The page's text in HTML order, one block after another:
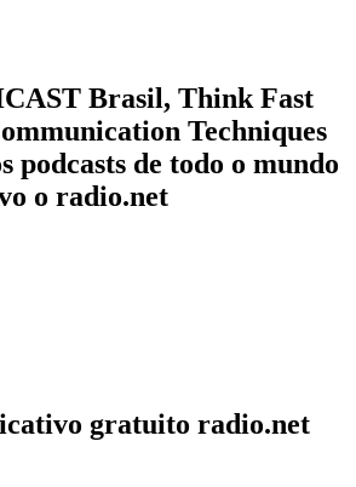
Brasil, Think Fast
Techniques
podcasts de todo o mundo
o radio.net
gratuito radio.net